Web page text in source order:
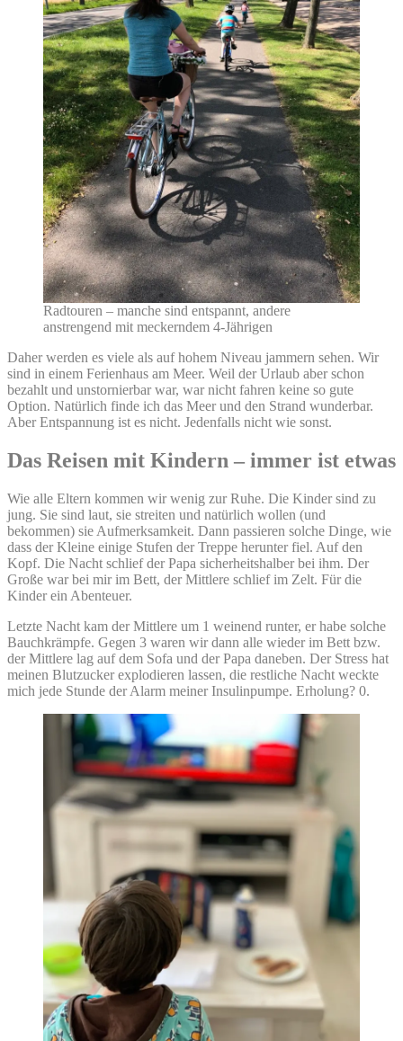
Radtouren – manche sind entspannt, andere
anstrengend mit meckerndem 4-Jährigen
Daher werden es viele als auf hohem Niveau jammern sehen. Wir
sind in einem Ferienhaus am Meer. Weil der Urlaub aber schon
bezahlt und unstornierbar war, war nicht fahren keine so gute
Option. Natürlich finde ich das Meer und den Strand wunderbar.
Aber Entspannung ist es nicht. Jedenfalls nicht wie sonst.
Das Reisen mit Kindern – immer ist etwas
Wie alle Eltern kommen wir wenig zur Ruhe. Die Kinder sind zu
jung. Sie sind laut, sie streiten und natürlich wollen (und
bekommen) sie Aufmerksamkeit. Dann passieren solche Dinge, wie
dass der Kleine einige Stufen der Treppe herunter fiel. Auf den
Kopf. Die Nacht schlief der Papa sicherheitshalber bei ihm. Der
Große war bei mir im Bett, der Mittlere schlief im Zelt. Für die
Kinder ein Abenteuer.
Letzte Nacht kam der Mittlere um 1 weinend runter, er habe solche
Bauchkrämpfe. Gegen 3 waren wir dann alle wieder im Bett bzw.
der Mittlere lag auf dem Sofa und der Papa daneben. Der Stress hat
meinen Blutzucker explodieren lassen, die restliche Nacht weckte
mich jede Stunde der Alarm meiner Insulinpumpe. Erholung? 0.